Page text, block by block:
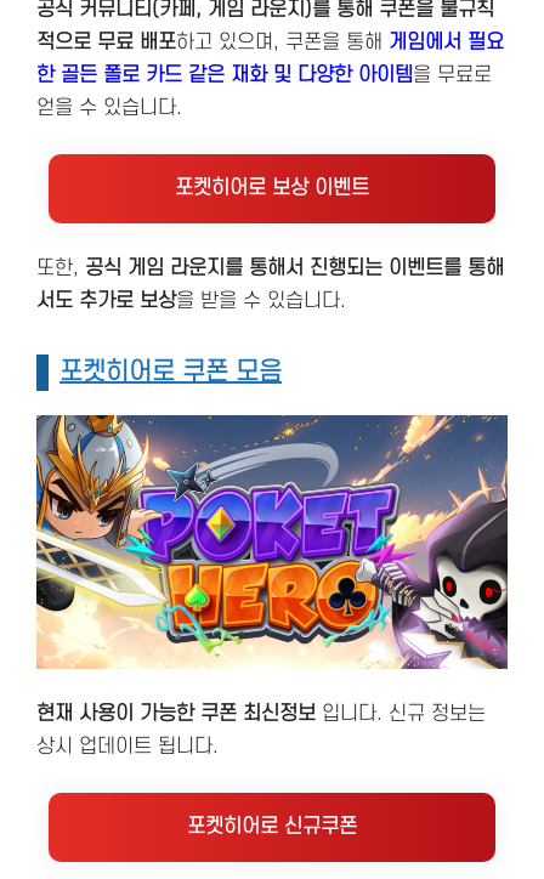
공식 커뮤니티(카페, 게임 라운지)를 통해 쿠폰을 불규칙
적으로 무료 배포하고 있으며, 쿠폰을 통해 게임에서 필요
한 골든 폴로 카드 같은 재화 및 다양한 아이템을 무료로
얻을 수 있습니다.
포켓히어로 보상 이벤트
또한, 공식 게임 라운지를 통해서 진행되는 이벤트를 통해
서도 추가로 보상을 받을 수 있습니다.
포켓히어로 쿠폰 모음
현재 사용이 가능한 쿠폰 최신정보 입니다. 신규 정보는
상시 업데이트 됩니다.
포켓히어로 신규쿠폰